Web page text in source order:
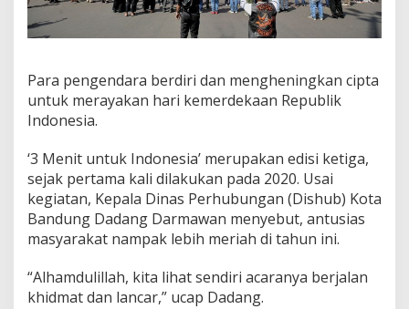
Para pengendara berdiri dan mengheningkan cipta
untuk merayakan hari kemerdekaan Republik
Indonesia.
‘3 Menit untuk Indonesia’ merupakan edisi ketiga,
sejak pertama kali dilakukan pada 2020. Usai
kegiatan, Kepala Dinas Perhubungan (Dishub) Kota
Bandung Dadang Darmawan menyebut, antusias
masyarakat nampak lebih meriah di tahun ini.
“Alhamdulillah, kita lihat sendiri acaranya berjalan
khidmat dan lancar,” ucap Dadang.